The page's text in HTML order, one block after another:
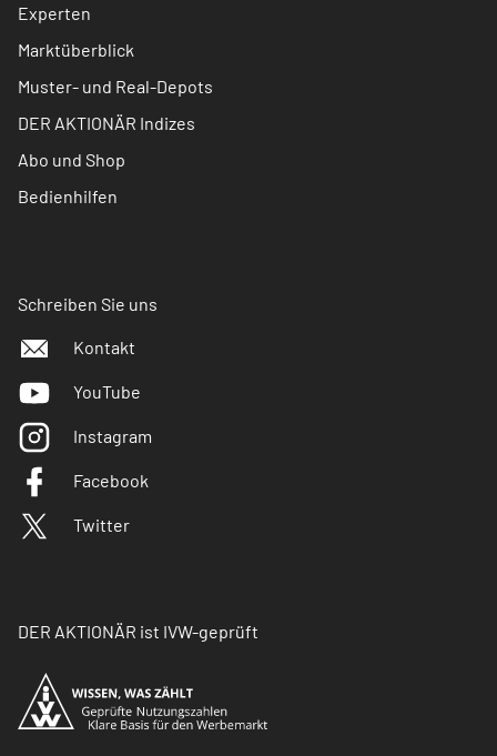
Experten
Marktüberblick
Muster- und Real-Depots
DER AKTIONÄR Indizes
Abo und Shop
Bedienhilfen
Schreiben Sie uns
Kontakt
YouTube
Instagram
Facebook
Twitter
DER AKTIONÄR ist IVW-geprüft